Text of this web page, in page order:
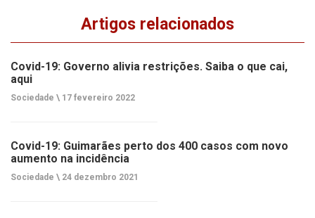
Artigos relacionados
Covid-19: Governo alivia restrições. Saiba o que cai,
aqui
Sociedade \ 17 fevereiro 2022
Covid-19: Guimarães perto dos 400 casos com novo
aumento na incidência
Sociedade \ 24 dezembro 2021